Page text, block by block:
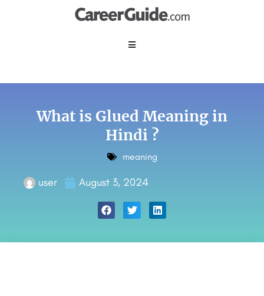
What is Glued Meaning in
Hindi ?
meaning
user August 3, 2024